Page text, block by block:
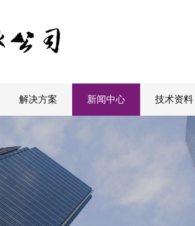
解决方案 新闻中心 技术资料